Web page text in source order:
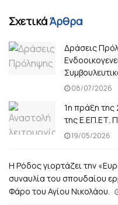
ΣχετικάΆρθρα
Δράσεις
08/07/2026
1η πράξη
της Ε.ΕΠ.ΕΤ.
19/05/2026
Η Ρόδος γιορτάζει την
συναυλία του σπουδαίου
Φάρο του Αγίου Νικολάου.